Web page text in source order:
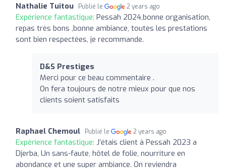
Nathalie Tuitou Publié le 2 years ago
Expérience fantastique: Pessah 2024,bonne organisation,
repas très bons ,bonne ambiance, toutes les prestations
sont bien respectées, je recommande.
D&S Prestiges
Merci pour ce beau commentaire .
On fera toujours de notre mieux pour que nos
clients soient satisfaits
Raphael Chemoul Publié le 2 years ago
Expérience fantastique: J’étais client à Pessah 2023 a
Djerba, Un sans-faute, hôtel de folie, nourriture en
abondance et une super ambiance. On reviendra